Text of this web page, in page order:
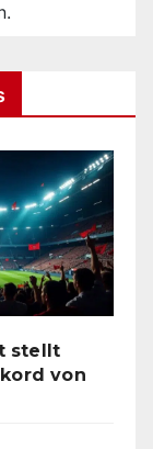
stellt
von